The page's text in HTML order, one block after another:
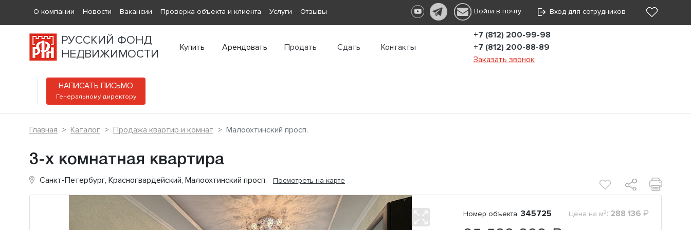
О компании Новости Вакансии Проверка объекта и клиента Услуги Отзывы Войти в почту Вход для сотрудников
РУССКИЙ ФОНД
НЕДВИЖИМОСТИ
Купить Арендовать Продать Сдать Контакты
+7 (812) 200-99-98
+7 (812) 200-88-89
Заказать звонок
НАПИСАТЬ ПИСЬМО
Генеральному директору
Главная Каталог Продажа квартир и комнат Малоохтинский просп.
3-х комнатная квартира
Санкт-Петербург, Красногвардейский, Малоохтинский просп. Посмотреть на карте
Номер объекта: 345725 Цена на м2: 288 136 ₽